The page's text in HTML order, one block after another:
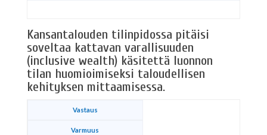
Kansantalouden tilinpidossa pitäisi
soveltaa kattavan varallisuuden
(inclusive wealth) käsitettä luonnon
tilan huomioimiseksi taloudellisen
kehityksen mittaamisessa.
Vastaus
Varmuus